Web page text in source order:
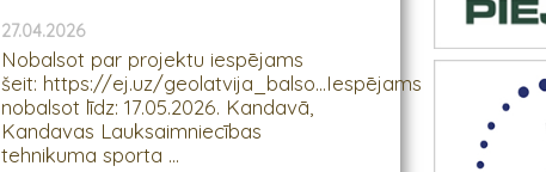
27.04.2026
Nobalsot par projektu iespējams
šeit: https://ej.uz/geolatvija_balso...Iespējams
nobalsot līdz: 17.05.2026. Kandavā,
Kandavas Lauksaimniecības
tehnikuma sporta ...